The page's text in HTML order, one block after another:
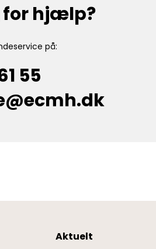
for hjælp?
på:
55
Aktuelt